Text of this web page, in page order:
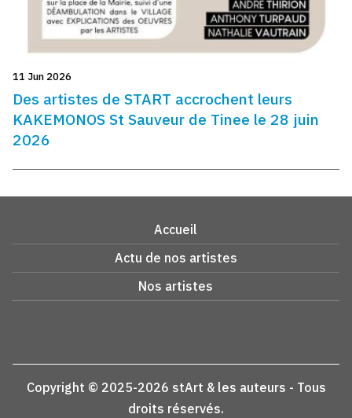
11 Jun 2026
Des artistes de START accrochent leurs
KAKEMONOS St Sauveur de Tinee le 28 juin
2026
Accueil
Actu de nos artistes
Nos artistes
Copyright © 2025-2026 stArt & les auteurs - Tous
droits réservés.